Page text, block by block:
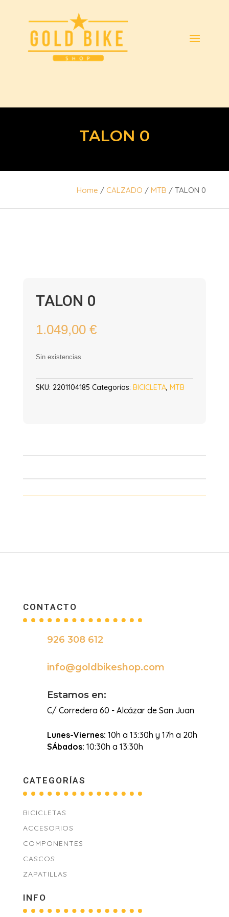
TALON 0
Home /CALZADO /MTB / TALON 0
TALON 0
1.049,00 €
Sin existencias
SKU: 2201104185 Categorías: BICICLETA, MTB
CONTACTO
926 308 612
info@goldbikeshop.com
Estamos en:
C/ Corredera 60 - Alcázar de San Juan
Lunes-Viernes: 10h a 13:30h y 17h a 20h
SÁbados: 10:30h a 13:30h
CATEGORÍAS
BICICLETAS
ACCESORIOS
COMPONENTES
CASCOS
ZAPATILLAS
INFO